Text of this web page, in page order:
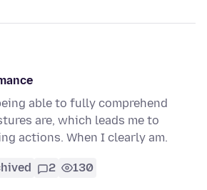
able to fully comprehend
are, which leads me to
actions. When I clearly am.
2 130